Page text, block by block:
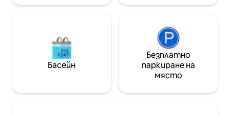
Басейн
Безплатно
паркиране на
място